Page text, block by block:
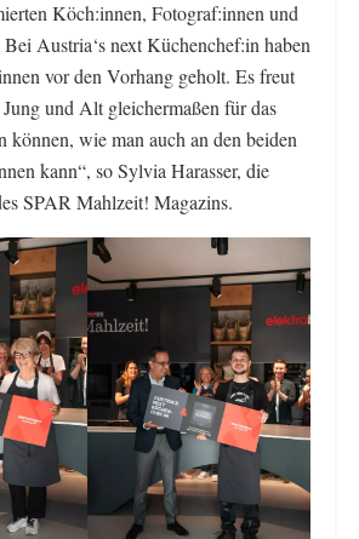
Köch:innen, Fotograf:innen und
Austria‘s next Küchenchef:in haben
vor den Vorhang geholt. Es freut
und Alt gleichermaßen für das
können, wie man auch an den beiden
kann“, so Sylvia Harasser, die
SPAR Mahlzeit! Magazins.